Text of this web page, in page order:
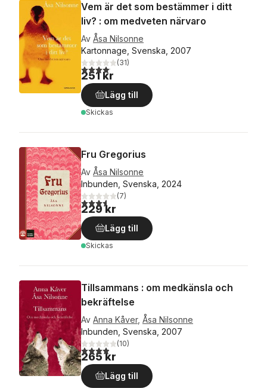
Vem är det som bestämmer i ditt
liv? : om medveten närvaro
Av Åsa Nilsonne
Kartonnage, Svenska, 2007
4,1utav 5 stjärnor. Totalt antal röster:
(31)
251 kr
Lägg till
Skickas
Fru Gregorius
Av Åsa Nilsonne
Inbunden, Svenska, 2024
3,6utav 5 stjärnor. Totalt antal röster:
(7)
229 kr
Lägg till
Skickas
Tillsammans : om medkänsla och
bekräftelse
Av Anna Kåver, Åsa Nilsonne
Inbunden, Svenska, 2007
3,9utav 5 stjärnor. Totalt antal röster:
(10)
265 kr
Lägg till